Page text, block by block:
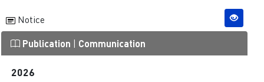
Notice
Publication Communication
2026